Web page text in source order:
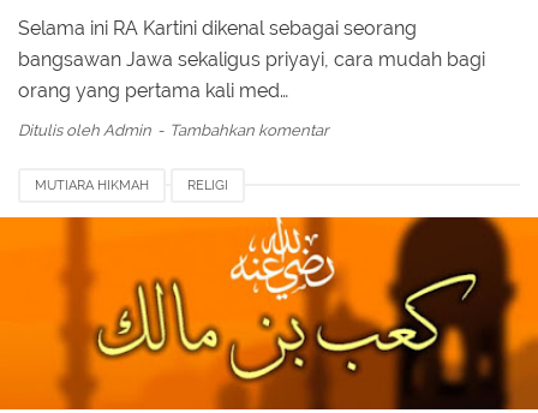
Selama ini RA Kartini dikenal sebagai seorang
bangsawan Jawa sekaligus priyayi, cara mudah bagi
orang yang pertama kali med…
Ditulis oleh Admin Tambahkan komentar
MUTIARA HIKMAH RELIGI